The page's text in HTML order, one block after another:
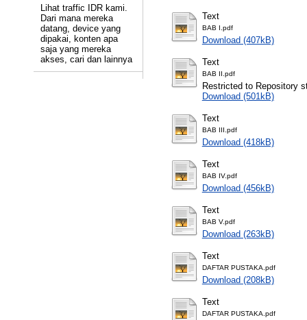
Lihat traffic IDR kami.
Dari mana mereka
datang, device yang
dipakai, konten apa
saja yang mereka
akses, cari dan lainnya
Text
BAB I.pdf
Download (407kB)
Text
BAB II.pdf
Restricted to Repository
Download (501kB)
Text
BAB III.pdf
Download (418kB)
Text
BAB IV.pdf
Download (456kB)
Text
BAB V.pdf
Download (263kB)
Text
DAFTAR PUSTAKA.pdf
Download (208kB)
Text
DAFTAR PUSTAKA.pdf